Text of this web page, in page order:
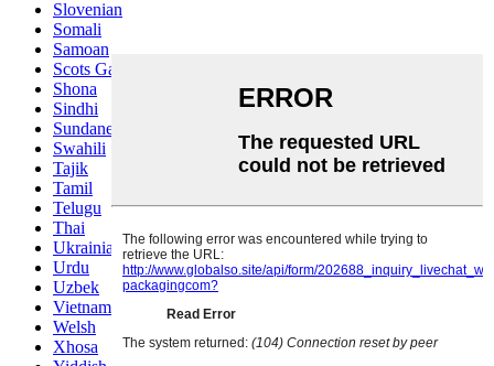
Slovenian
Somali
Samoan
Scots Gaelic
Shona
Sindhi
Sundanese
Swahili
Tajik
Tamil
Telugu
Thai
Ukrainian
Urdu
Uzbek
Vietnamese
Welsh
Xhosa